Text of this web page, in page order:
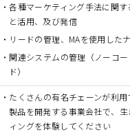
各種マーケティング手法に関す
と活用、及び発信
リードの管理、MAを使用した
関連システムの管理（ノーコ
ド）
たくさんの有名チェーンが利
製品を開発する事業会社で、
ィングを体験してください